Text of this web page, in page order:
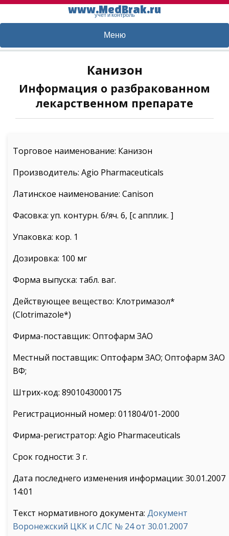
www.MedBrak.ru
учет и контроль
Меню
Канизон
Информация о разбракованном
лекарственном препарате
Торговое наименование: Канизон
Производитель: Agio Pharmaceuticals
Латинское наименование: Canison
Фасовка: уп. контурн. б/яч. 6, [с апплик. ]
Упаковка: кор. 1
Дозировка: 100 мг
Форма выпуска: табл. ваг.
Действующее вещество: Клотримазол*
(Clotrimazole*)
Фирма-поставщик: Оптофарм ЗАО
Местный поставщик: Оптофарм ЗАО; Оптофарм ЗАО
ВФ;
Штрих-код: 8901043000175
Регистрационный номер: 011804/01-2000
Фирма-регистратор: Agio Pharmaceuticals
Срок годности: 3 г.
Дата последнего изменения информации: 30.01.2007
14:01
Текст нормативного документа: Документ
Воронежский ЦКК и СЛС № 24 от 30.01.2007